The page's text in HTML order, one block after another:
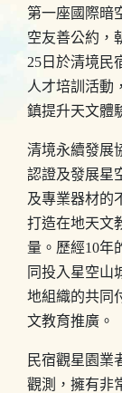
第一座國際暗
空友善公約，
25日於清境民
人才培訓活動
鎮提升天文體
清境永續發展
認證及發展星
及專業器材的
打造在地天文
量。歷經10年
同投入星空山
地組織的共同
文教育推廣。
民宿觀星園業
觀測，擁有非